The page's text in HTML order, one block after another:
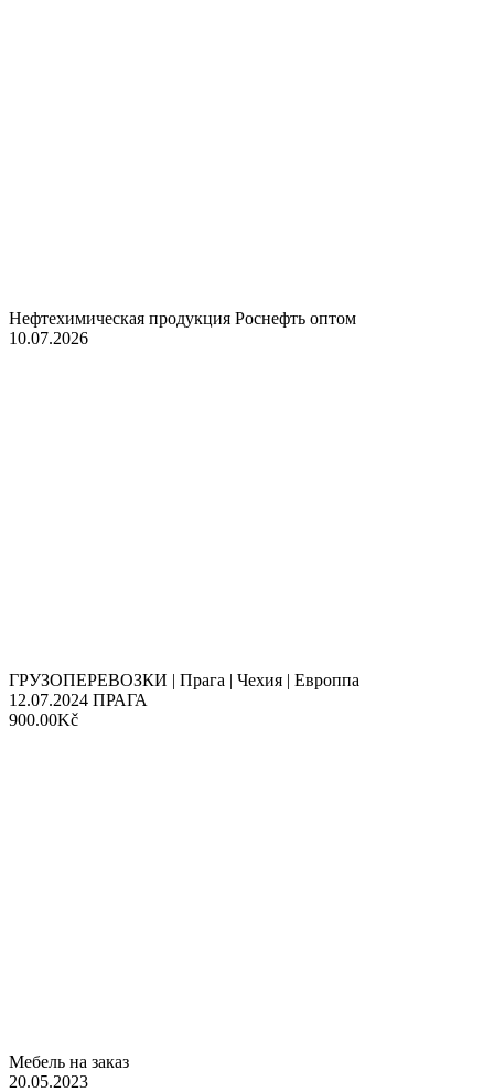
Нефтехимическая продукция Роснефть оптом
10.07.2026
ГРУЗОПЕРЕВОЗКИ | Прага | Чехия | Европпа
12.07.2024 ПРАГА
900.00Kč
Мебель на заказ
20.05.2023